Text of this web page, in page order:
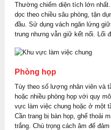
Thường chiếm diện tích lớn
dọc theo chiều sâu phòng, tận
đầu. Sử dụng vách ngăn lửng
trung nhưng vẫn giữ kết nối. Lối
Phòng họp
Tùy theo số lượng nhân viên và
hoặc nhiều phòng họp với quy
vực làm việc chung hoặc ở một
Cần trang bị bàn họp, ghế thoải
trắng. Chú trọng cách âm để